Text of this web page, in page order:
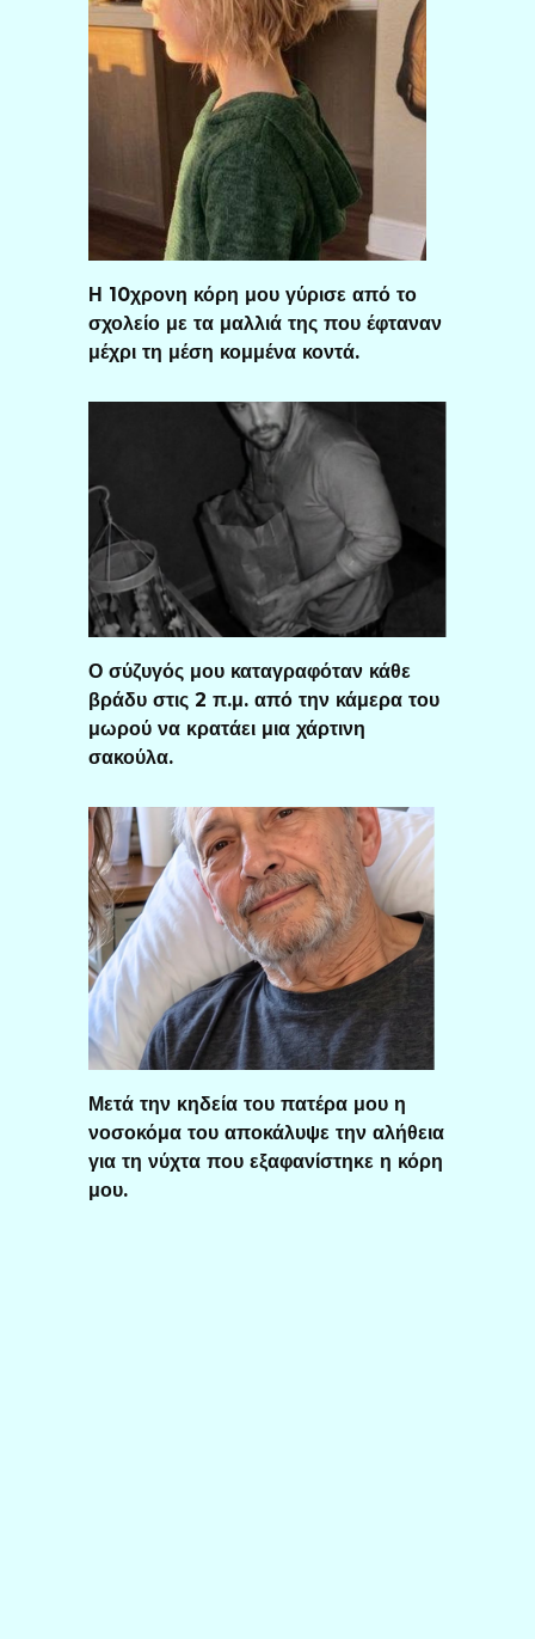
Η 10χρονη κόρη μου γύρισε από το
σχολείο με τα μαλλιά της που έφταναν
μέχρι τη μέση κομμένα κοντά.
Ο σύζυγός μου καταγραφόταν κάθε
βράδυ στις 2 π.μ. από την κάμερα του
μωρού να κρατάει μια χάρτινη
σακούλα.
Μετά την κηδεία του πατέρα μου η
νοσοκόμα του αποκάλυψε την αλήθεια
για τη νύχτα που εξαφανίστηκε η κόρη
μου.